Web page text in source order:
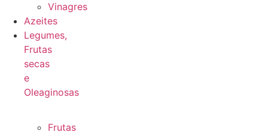
Vinagres
Azeites
Legumes,
Frutas
secas
e
Oleaginosas
Frutas